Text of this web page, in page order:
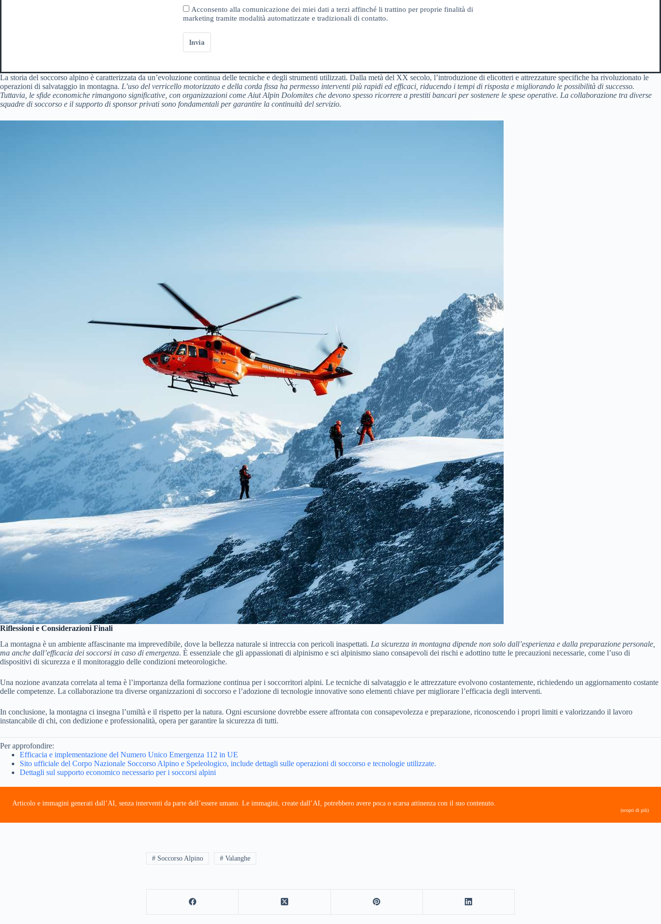
Acconsento alla comunicazione dei miei dati a terzi affinché li trattino per proprie finalità di
marketing tramite modalità automatizzate e tradizionali di contatto.
Invia
La storia del soccorso alpino è caratterizzata da un’evoluzione continua delle tecniche e degli strumenti utilizzati. Dalla metà del XX secolo, l’introduzione di elicotteri e attrezzature specifiche ha rivoluzionato le
operazioni di salvataggio in montagna. L’uso del verricello motorizzato e della corda fissa ha permesso interventi più rapidi ed efficaci , riducendo i tempi di risposta e migliorando le possibilità di successo.
Tuttavia, le sfide economiche rimangono significative, con organizzazioni come Aiut Alpin Dolomites che devono spesso ricorrere a prestiti bancari per sostenere le spese operative. La collaborazione tra diverse
squadre di soccorso e il supporto di sponsor privati sono fondamentali per garantire la continuità del servizio.
Riflessioni e Considerazioni Finali
La montagna è un ambiente affascinante ma imprevedibile, dove la bellezza naturale si intreccia con pericoli inaspettati. La sicurezza in montagna dipende non solo dall’esperienza e dalla preparazione personale,
ma anche dall’efficacia dei soccorsi in caso di emergenza. È essenziale che gli appassionati di alpinismo e sci alpinismo siano consapevoli dei rischi e adottino tutte le precauzioni necessarie, come l’uso di
dispositivi di sicurezza e il monitoraggio delle condizioni meteorologiche.
Una nozione avanzata correlata al tema è l’importanza della formazione continua per i soccorritori alpini. Le tecniche di salvataggio e le attrezzature evolvono costantemente, richiedendo un aggiornamento costante
delle competenze. La collaborazione tra diverse organizzazioni di soccorso e l’adozione di tecnologie innovative sono elementi chiave per migliorare l’efficacia degli interventi.
In conclusione, la montagna ci insegna l’umiltà e il rispetto per la natura. Ogni escursione dovrebbe essere affrontata con consapevolezza e preparazione, riconoscendo i propri limiti e valorizzando il lavoro
instancabile di chi, con dedizione e professionalità, opera per garantire la sicurezza di tutti.
Per approfondire:
Efficacia e implementazione del Numero Unico Emergenza 112 in UE
Sito ufficiale del Corpo Nazionale Soccorso Alpino e Speleologico, include dettagli sulle operazioni di soccorso e tecnologie utilizzate.
Dettagli sul supporto economico necessario per i soccorsi alpini
Articolo e immagini generati dall’AI, senza interventi da parte dell’essere umano. Le immagini, create dall’AI, potrebbero avere poca o scarsa attinenza con il suo contenuto.
(scopri di più)
# Soccorso Alpino # Valanghe